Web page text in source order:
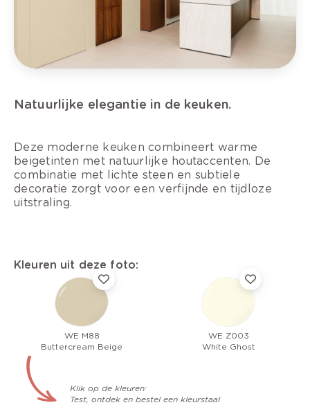
Natuurlijke elegantie in de keuken.
Deze moderne keuken combineert warme
beigetinten met natuurlijke houtaccenten. De
combinatie met lichte steen en subtiele
decoratie zorgt voor een verfijnde en tijdloze
uitstraling.
Kleuren uit deze foto:
WE M88
Buttercream Beige
WE Z003
White Ghost
Klik op de kleuren:
Test, ontdek en bestel een kleurstaal